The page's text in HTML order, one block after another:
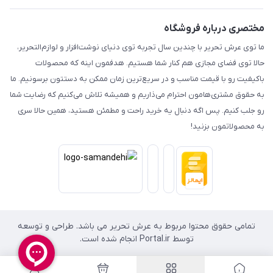
مختصری درباره فروشگاه
ما توی عرش تحریر با چندین سال تجربه توی دنیای نوشت‌افزار و لوازم‌التحریر،
حالا توی فضای مجازی هم کنار شما هستیم. هدفمون اینه که محصولات
باکیفیت رو با قیمت مناسب و در سریع‌ترین زمان ممکن به دستتون برسونیم. ما
به حقوق مشتری‌هامون احترام می‌ذاریم و همیشه تلاش می‌کنیم که رضایت شما
رو جلب کنیم. پس اگه دنبال یه خرید راحت و مطمئن هستید، همین حالا سری
به محصولاتمون بزنید!
تمامی حقوق محتوا مربوط به عرش تحریر می باشد. طراحی و توسعه
توسط Portal.ir انجام شده است.